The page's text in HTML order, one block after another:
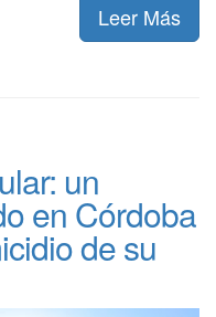
Leer Más
un
en Córdoba
de su